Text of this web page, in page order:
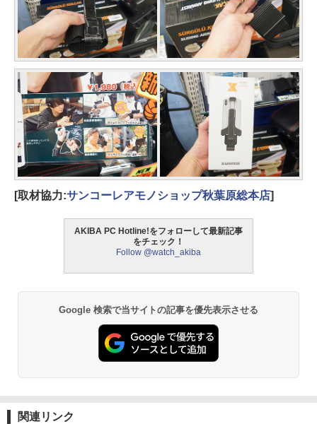
[取材協力:サンコーレアモノショップ秋葉原総本店]
AKIBA PC Hotline!をフォローして最新記事
をチェック！
Follow @watch_akiba
Google 検索で当サイトの記事を優先表示させる
関連リンク